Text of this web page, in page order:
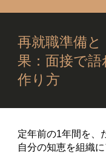
再就職準備
果：面接で
作り方
定年前の1年間を、
自分の知恵を組織